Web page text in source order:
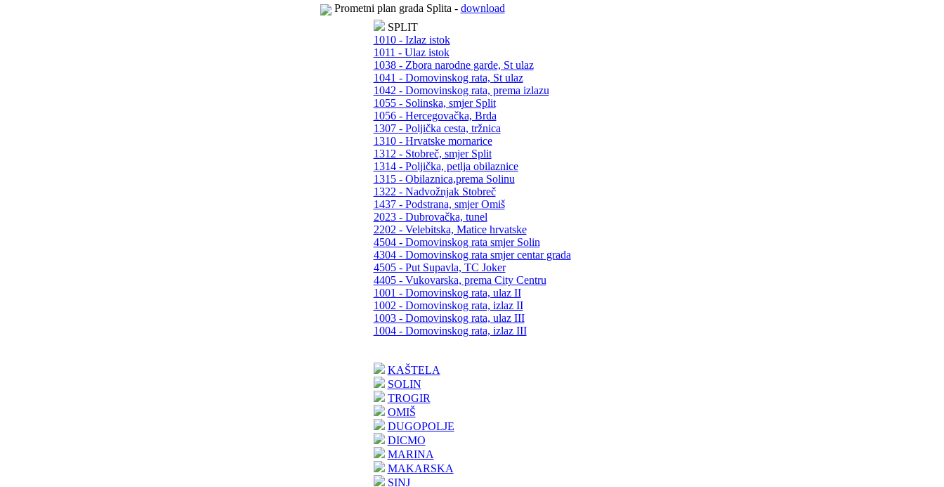
Prometni plan grada Splita - download
SPLIT
1010 - Izlaz istok
1011 - Ulaz istok
1038 - Zbora narodne garde, St ulaz
1041 - Domovinskog rata, St ulaz
1042 - Domovinskog rata, prema izlazu
1055 - Solinska, smjer Split
1056 - Hercegovačka, Brda
1307 - Poljička cesta, tržnica
1310 - Hrvatske mornarice
1312 - Stobreč, smjer Split
1314 - Poljička, petlja obilaznice
1315 - Obilaznica,prema Solinu
1322 - Nadvožnjak Stobreč
1437 - Podstrana, smjer Omiš
2023 - Dubrovačka, tunel
2202 - Velebitska, Matice hrvatske
4504 - Domovinskog rata smjer Solin
4304 - Domovinskog rata smjer centar grada
4505 - Put Supavla, TC Joker
4405 - Vukovarska, prema City Centru
1001 - Domovinskog rata, ulaz II
1002 - Domovinskog rata, izlaz II
1003 - Domovinskog rata, ulaz III
1004 - Domovinskog rata, izlaz III
KAŠTELA
SOLIN
TROGIR
OMIŠ
DUGOPOLJE
DICMO
MARINA
MAKARSKA
SINJ